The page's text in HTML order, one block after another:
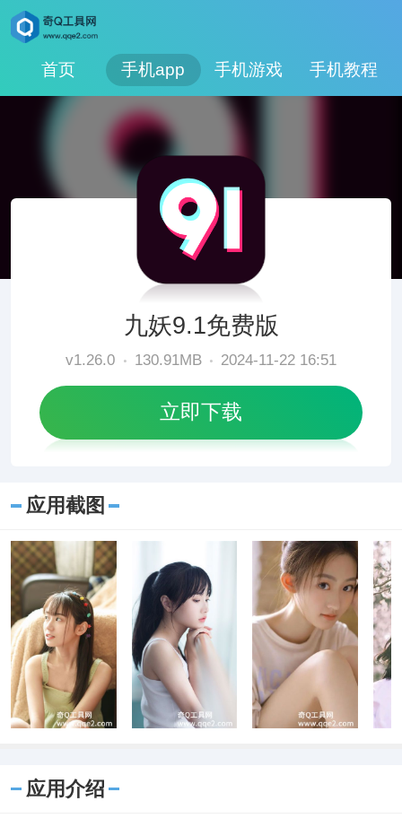
首页 手机app 手机游戏 手机教程
九妖9.1免费版
v1.26.0 130.91MB 2024-11-22 16:51
立即下载
应用截图
应用介绍